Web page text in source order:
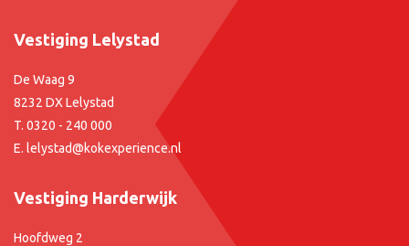
Vestiging Lelystad
De Waag 9
8232 DX Lelystad
T. 0320 - 240 000
E. lelystad@kokexperience.nl
Vestiging Harderwijk
Hoofdweg 2